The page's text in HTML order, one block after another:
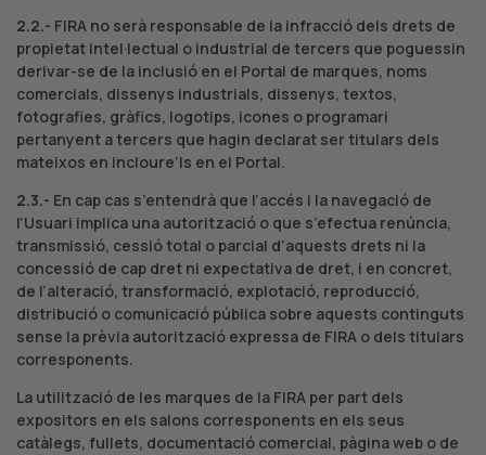
2.2.- FIRA no serà responsable de la infracció dels drets de
propietat intel·lectual o industrial de tercers que poguessin
derivar-se de la inclusió en el Portal de marques, noms
comercials, dissenys industrials, dissenys, textos,
fotografies, gràfics, logotips, icones o programari
pertanyent a tercers que hagin declarat ser titulars dels
mateixos en incloure’ls en el Portal.
2.3.- En cap cas s’entendrà que l’accés i la navegació de
l’Usuari implica una autorització o que s’efectua renúncia,
transmissió, cessió total o parcial d’aquests drets ni la
concessió de cap dret ni expectativa de dret, i en concret,
de l’alteració, transformació, explotació, reproducció,
distribució o comunicació pública sobre aquests continguts
sense la prèvia autorització expressa de FIRA o dels titulars
corresponents.
La utilització de les marques de la FIRA per part dels
expositors en els salons corresponents en els seus
catàlegs, fullets, documentació comercial, pàgina web o de